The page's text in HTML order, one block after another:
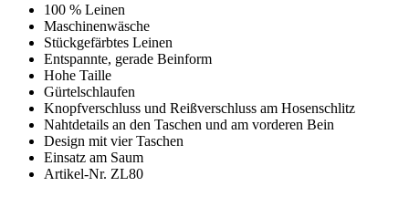
100 % Leinen
Maschinenwäsche
Stückgefärbtes Leinen
Entspannte, gerade Beinform
Hohe Taille
Gürtelschlaufen
Knopfverschluss und Reißverschluss am Hosenschlitz
Nahtdetails an den Taschen und am vorderen Bein
Design mit vier Taschen
Einsatz am Saum
Artikel-Nr. ZL80